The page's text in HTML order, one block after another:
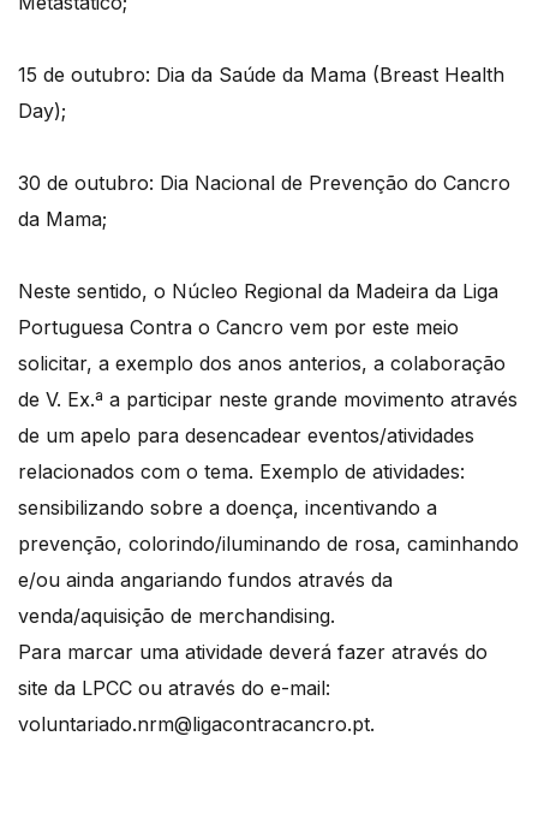
15 de outubro: Dia da Saúde da Mama (Breast Health
Day);
30 de outubro: Dia Nacional de Prevenção do Cancro
da Mama;
Neste sentido, o Núcleo Regional da Madeira da Liga
Portuguesa Contra o Cancro vem por este meio
solicitar, a exemplo dos anos anterios, a colaboração
de V. Ex.ª a participar neste grande movimento através
de um apelo para desencadear eventos/atividades
relacionados com o tema. Exemplo de atividades:
sensibilizando sobre a doença, incentivando a
prevenção, colorindo/iluminando de rosa, caminhando
e/ou ainda angariando fundos através da
venda/aquisição de merchandising.
Para marcar uma atividade deverá fazer através do
site da LPCC ou através do e-mail:
voluntariado.nrm@ligacontracancro.pt.